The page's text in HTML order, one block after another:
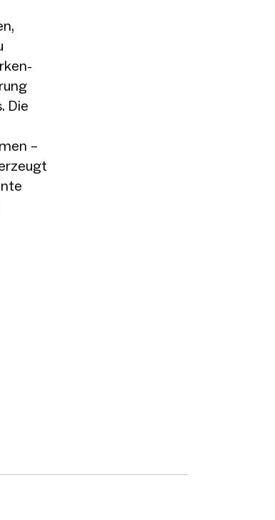
Die
–